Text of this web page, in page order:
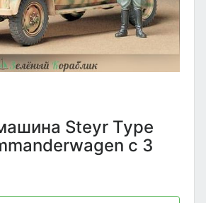
Steyr Type
с 3